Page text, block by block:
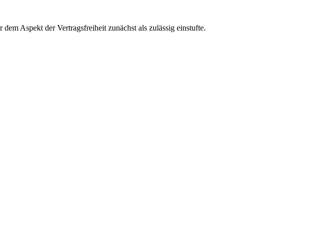
Aspekt der Vertragsfreiheit zunächst als zulässig einstufte.